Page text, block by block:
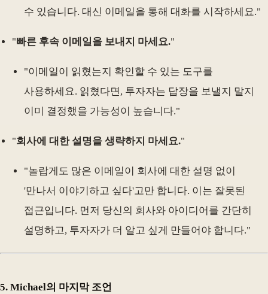
수 있습니다. 대신 이메일을 통해 대화를 시작하세요."
"빠른 후속 이메일을 보내지 마세요."
"이메일이 읽혔는지 확인할 수 있는 도구를
사용하세요. 읽혔다면, 투자자는 답장을 보낼지 말지
이미 결정했을 가능성이 높습니다."
"회사에 대한 설명을 생략하지 마세요."
"놀랍게도 많은 이메일이 회사에 대한 설명 없이
'만나서 이야기하고 싶다'고만 합니다. 이는 잘못된
접근입니다. 먼저 당신의 회사와 아이디어를 간단히
설명하고, 투자자가 더 알고 싶게 만들어야 합니다."
5. Michael의 마지막 조언